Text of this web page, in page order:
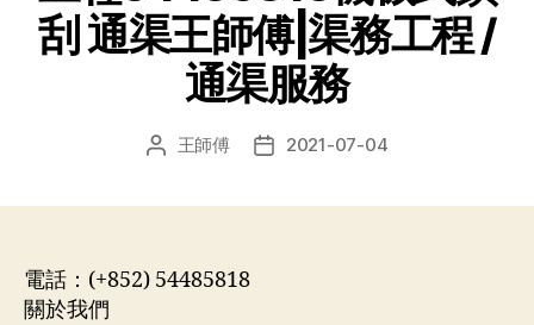
刮 通渠王師傅|渠務工程 /
通渠服務
文 王師傅
发 2021-07-04
電話：(+852) 54485818
關於我們